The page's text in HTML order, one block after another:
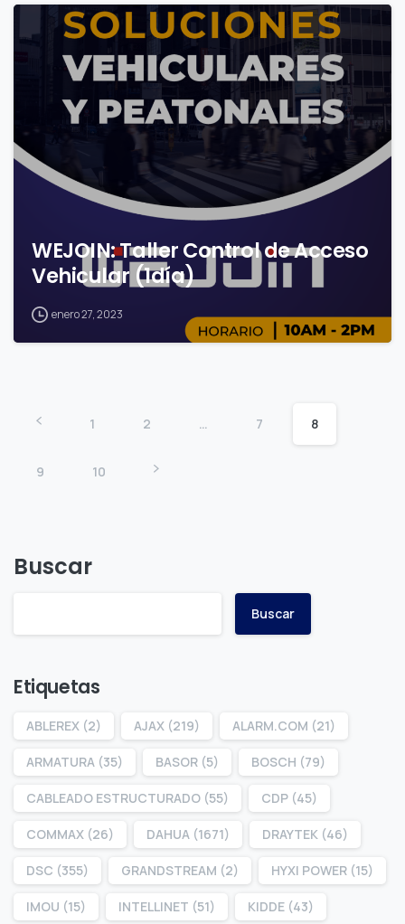
WEJOIN: Taller Control de Acceso
Vehicular (1día)
enero 27, 2023
1 2 … 7 8
9 10
Buscar
Buscar
Etiquetas
ABLEREX (2) AJAX (219) ALARM.COM (21)
ARMATURA (35) BASOR (5) BOSCH (79)
CABLEADO ESTRUCTURADO (55) CDP (45)
COMMAX (26) DAHUA (1671) DRAYTEK (46)
DSC (355) GRANDSTREAM (2) HYXI POWER (15)
IMOU (15) INTELLINET (51) KIDDE (43)